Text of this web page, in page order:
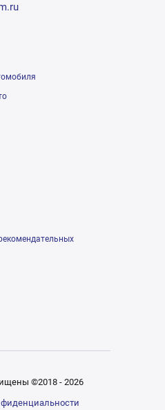
©2018 - 2026